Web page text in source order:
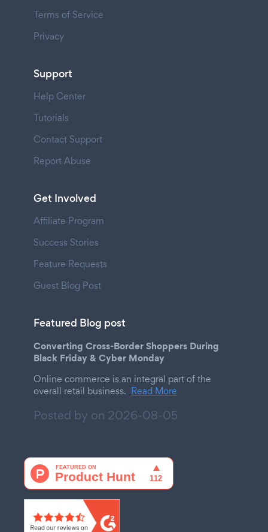
Terms of Service
Privacy
Support
Help Center
Tutorials
Contact Support
Report Abuse
Get Involved
Affiliate Program
Success Stories
Feature Requests
Guest Blog Post
Featured Blog post
Converting Cross-Border Shoppers During
Black Friday & Cyber Monday
Online commerce is an integral part of the
overall retail business. Read More
Posted by on 2026-08-05